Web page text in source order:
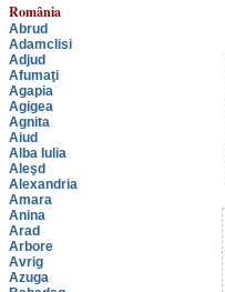
România
Abrud
Adamclisi
Adjud
Afumaţi
Agapia
Agigea
Agnita
Aiud
Alba Iulia
Aleşd
Alexandria
Amara
Anina
Arad
Arbore
Avrig
Azuga